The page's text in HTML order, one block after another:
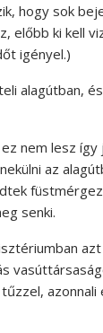
hogy sok
előbb ki kell
igényel.)
alagútban,
nem lesz
az
senki.